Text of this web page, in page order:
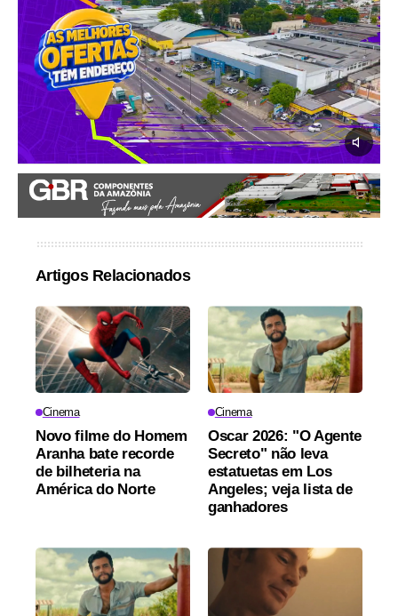
Artigos Relacionados
Cinema
Novo filme do Homem
Aranha bate recorde
de bilheteria na
América do Norte
Cinema
Oscar 2026: "O Agente
Secreto" não leva
estatuetas em Los
Angeles; veja lista de
ganhadores